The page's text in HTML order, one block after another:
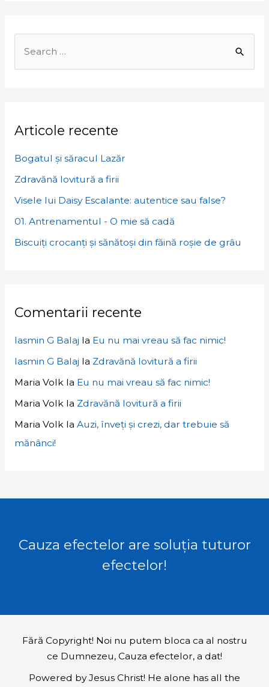
Search
for:
Articole recente
Bogatul și săracul Lazăr
Zdravănă lovitură a firii
Visele lui Daisy Escalante: autentice sau false?
01. Antrenamentul - O mie să cadă
Biscuiți crocanți și sănătoși din făină roșie de grâu
Comentarii recente
Iasmin G Balaj la Eu nu mai vreau să fac nimic!
Iasmin G Balaj la Zdravănă lovitură a firii
Maria Volkla Eu nu mai vreau să fac nimic!
Maria Volkla Zdravănă lovitură a firii
Maria Volkla Auzi, înveți și crezi, dar trebuie să
mănânci!
Cauza efectelor are soluția tuturor
efectelor!
Fără Copyright! Noi nu putem bloca ca al nostru
ce Dumnezeu, Cauza efectelor, a dat!
Powered by Jesus Christ! He alone has all the